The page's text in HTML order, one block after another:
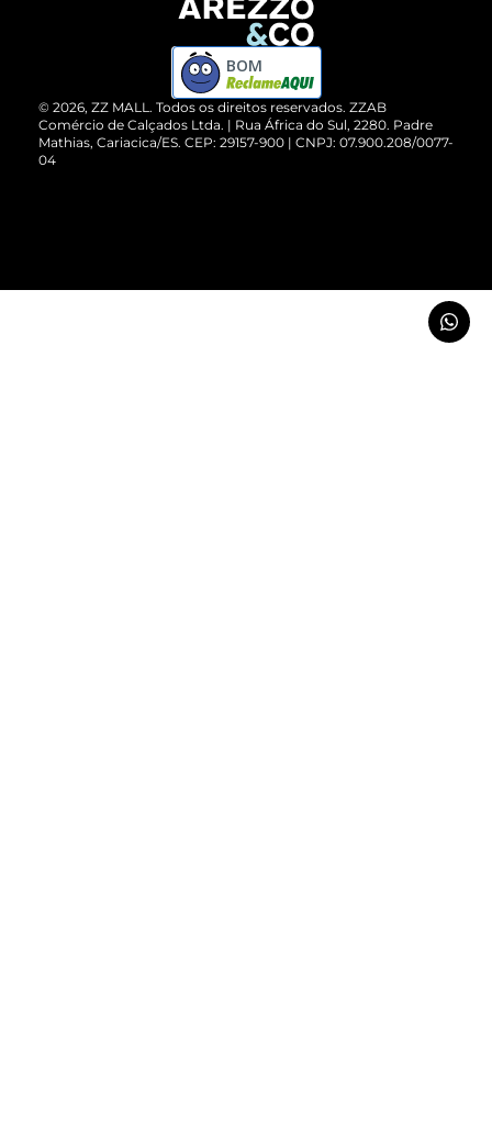
ZZ MALL é confiável
Cartão Presente
Vendas Corporativas
Devolução do Produto
Compre pelo WhatsApp
© 2026, ZZ MALL. Todos os direitos reservados. ZZAB
Comércio de Calçados Ltda. | Rua África do Sul, 2280. Padre
Mathias, Cariacica/ES. CEP: 29157-900 | CNPJ: 07.900.208/0077-
04
BOM